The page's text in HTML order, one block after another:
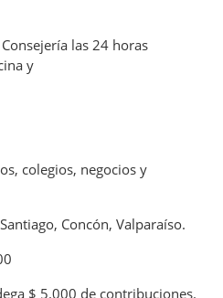
las 24 horas
y
colegios, negocios y
Concón, Valparaíso.
$ 5.000 de contribuciones.